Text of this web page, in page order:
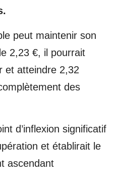
peut maintenir son
2,23 €, il pourrait
et atteindre 2,32
des
d’inflexion significatif
et établirait le
ascendant